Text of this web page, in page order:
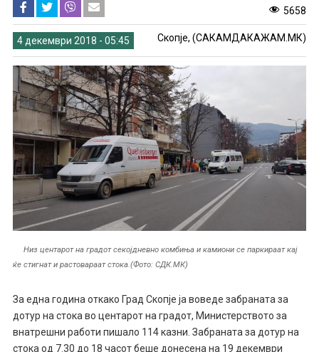
5658
4 декември 2018 - 05:45 Скопје, (САКАМДАКАЖАМ.МК)
Низ центарот на градот секојдневно комбиња и камиони се паркираат кај
ќе стигнат и растовараат стока.(Фото: СДК.МК)
За една година откако Град Скопје ја воведе забраната за
дотур на стока во центарот на градот, Министерството за
внатрешни работи пишало 114 казни. Забраната за дотур на
стока од 7.30 до 18 часот беше донесена на 19 декември